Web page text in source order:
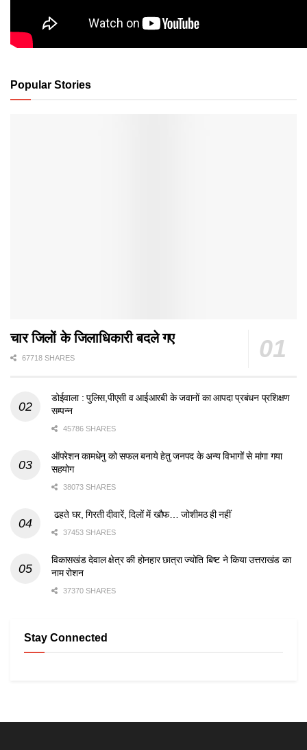
Popular Stories
चार जिलों के जिलाधिकारी बदले गए
67718 SHARES
डोईवाला : पुलिस,पीएसी व आईआरबी के जवानों का आपदा प्रबंधन प्रशिक्षण
सम्पन्न
45786 SHARES
ऑपरेशन कामधेनु को सफल बनाये हेतु जनपद के अन्य विभागों से मांगा गया
सहयोग
38073 SHARES
ढहते घर, गिरती दीवारें, दिलों में खौफ… जोशीमठ ही नहीं
37453 SHARES
विकासखंड देवाल क्षेत्र की होनहार छात्रा ज्योति बिष्ट ने किया उत्तराखंड का
नाम रोशन
37370 SHARES
Stay Connected